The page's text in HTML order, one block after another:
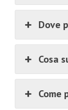
Dove
Cosa
Come